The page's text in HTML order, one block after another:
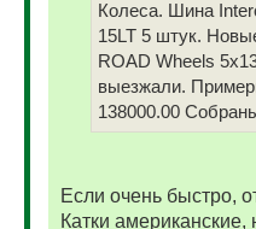
Колеса. Шина
15LT 5 штук.
ROAD Wheels
выезжали.
138000.00
Если очень быстро,
Катки американские,